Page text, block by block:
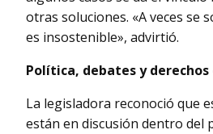
otras soluciones. «A veces se
es insostenible», advirtió.
Política, debates y
La legisladora reconoció que
están en discusión dentro del